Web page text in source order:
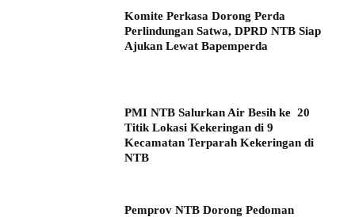
Komite Perkasa Dorong Perda
Perlindungan Satwa, DPRD NTB Siap
Ajukan Lewat Bapemperda
PMI NTB Salurkan Air Besih ke 20
Titik Lokasi Kekeringan di 9
Kecamatan Terparah Kekeringan di
NTB
Pemprov NTB Dorong Pedoman